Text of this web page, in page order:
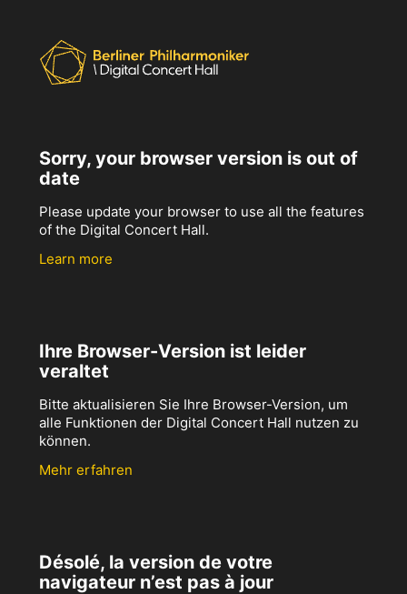
Sorry, your browser version is out of
date
Please update your browser to use all the features
of the Digital Concert Hall.
Learn more
Ihre Browser-Version ist leider
veraltet
Bitte aktualisieren Sie Ihre Browser-Version, um
alle Funktionen der Digital Concert Hall nutzen zu
können.
Mehr erfahren
Désolé, la version de votre
navigateur n’est pas à jour